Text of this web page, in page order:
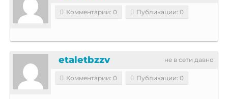
Комментарии: 0 Публикации: 0
не в сети давно
etaletbzzv
Комментарии: 0 Публикации: 0